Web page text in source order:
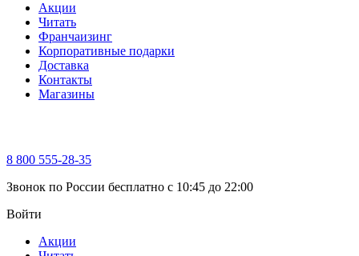
Акции
Читать
Франчаизинг
Корпоративные подарки
Доставка
Контакты
Магазины
8 800 555-28-35
Звонок по России бесплатно c 10:45 до 22:00
Войти
Акции